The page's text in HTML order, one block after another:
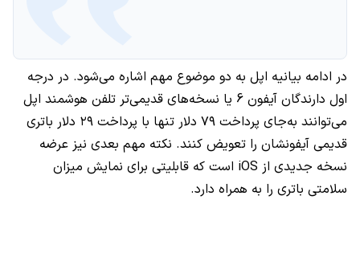
در ادامه بیانیه اپل به دو موضوع مهم اشاره می‌شود. در درجه
اول دارندگان آیفون 6 یا نسخه‌های قدیمی‌تر تلفن هوشمند اپل
می‌توانند به‌جای پرداخت ۷۹ دلار تنها با پرداخت ۲۹ دلار باتری
قدیمی آیفونشان را تعویض کنند. نکته مهم بعدی نیز عرضه
نسخه جدیدی از iOS است که قابلیتی برای نمایش میزان
سلامتی باتری را به همراه دارد.